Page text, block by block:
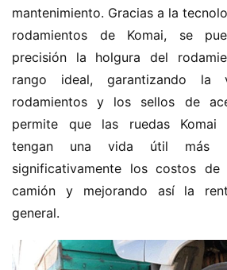
mantenimiento. Gracias a la
rodamientos de Komai, se
precisión la holgura del
rango ideal, garantizando
rodamientos y los sellos de
permite que las ruedas Komai
tengan una vida útil más
significativamente los costos de
camión y mejorando así la
general.